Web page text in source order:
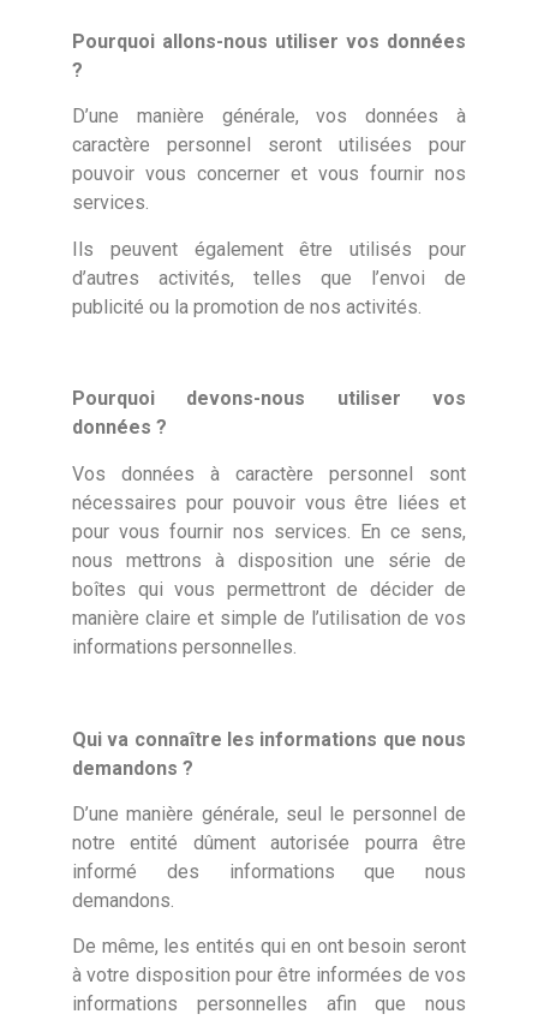
Pourquoi allons-nous utiliser vos données
?
D’une manière générale, vos données à
caractère personnel seront utilisées pour
pouvoir vous concerner et vous fournir nos
services.
Ils peuvent également être utilisés pour
d’autres activités, telles que l’envoi de
publicité ou la promotion de nos activités.
Pourquoi devons-nous utiliser vos
données ?
Vos données à caractère personnel sont
nécessaires pour pouvoir vous être liées et
pour vous fournir nos services. En ce sens,
nous mettrons à disposition une série de
boîtes qui vous permettront de décider de
manière claire et simple de l’utilisation de vos
informations personnelles.
Qui va connaître les informations que nous
demandons ?
D’une manière générale, seul le personnel de
notre entité dûment autorisée pourra être
informé des informations que nous
demandons.
De même, les entités qui en ont besoin seront
à votre disposition pour être informées de vos
informations personnelles afin que nous